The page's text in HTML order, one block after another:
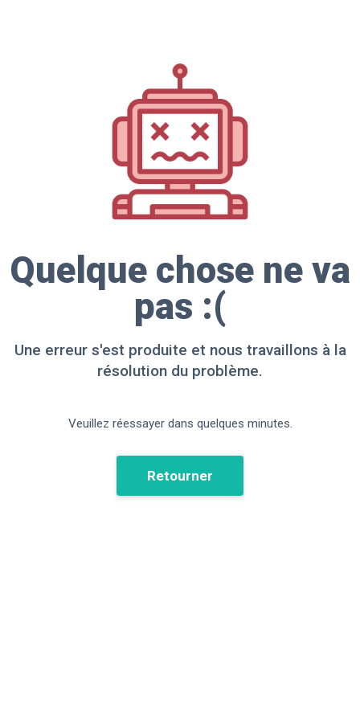
Quelque chose ne va
pas :(
Une erreur s'est produite et nous travaillons à la
résolution du problème.
Veuillez réessayer dans quelques minutes.
Retourner